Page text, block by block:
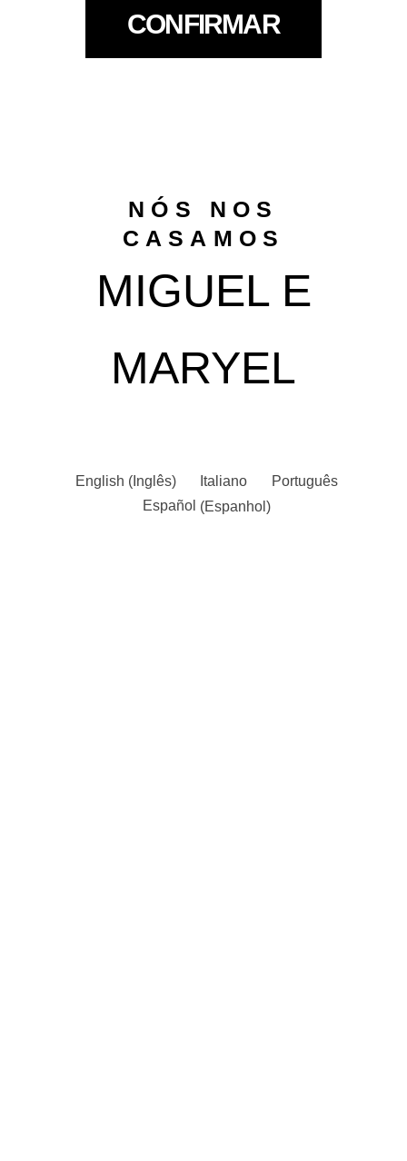
CONFIRMAR
NÓS NOS
CASAMOS
MIGUEL E
MARYEL
English (Inglês) Italiano
Português
Español (Espanhol)